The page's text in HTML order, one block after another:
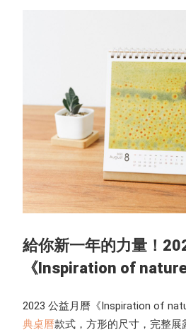
給你新一年的力量！
《Inspiration of nature
2023 公益月曆《Inspiration of
典桌曆款式，方形的尺寸，完整展